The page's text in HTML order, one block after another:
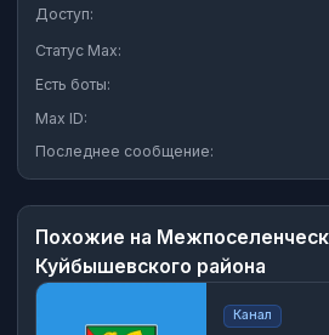
Доступ:
Статус Max:
Есть боты:
Max ID:
Последнее сообщение:
Похожие на
Куйбышевского района
Канал